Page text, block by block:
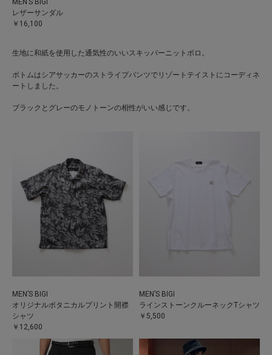
レザーサンダル
￥16,100
生地に和紙を使用した通気性のいいスキッパーニットポロ。
ボトムはシアサッカーのストライプパンツでリゾートテイストにコーディネ
ートしました。
ブラックとグレーのモノトーンの相性がいい感じです。
MEN’S BIGI
オリジナルボタニカルプリント開襟
シャツ
￥12,600
MEN’S BIGI
ラインストーンクルーネックTシャツ
￥5,500